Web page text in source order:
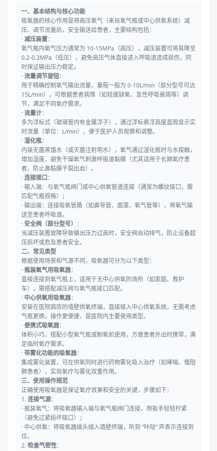
一、基本结构与核心功能
吸氧器的核心作用是将高压氧气（来自氧气瓶或中心供氧系统）减
压、调节流量后，安全输送给患者，主要结构包括：
·减压装置：
氧气瓶内氧气压力通常为 10-15MPa（高压），减压装置可将其降至
0.2-0.3MPa（低压），避免高压气体直接进入呼吸道造成损伤，同
时保证输出压力稳定。
·流量调节旋钮：
用于精确控制氧气输出流量，量程一般为 0-10L/min（部分型号可达
15L/min），可根据患者病情（如轻度缺氧、急性呼吸衰竭等）调
节，满足不同氧疗需求。
·流量计：
多为浮标式（玻璃管内有金属浮子），通过浮标悬浮高度直观显示实
时流量（单位：L/min），便于医护人员观察和调整。
·湿化瓶：
内装无菌蒸馏水（或灭菌注射用水），氧气通过湿化瓶时与水接触，
增加湿度，避免干燥氧气刺激呼吸道黏膜（尤其适用于长期氧疗患
者，防止鼻黏膜干裂出血）。
·连接接口：
· 输入端：与氧气瓶阀门或中心供氧管道连接（通常为螺纹接口，需
匹配气瓶规格）；
· 输出端：连接吸氧管路（如鼻导管、面罩、氧气管等），将氧气输
送至患者呼吸道。
·安全阀（部分型号） ：
当减压装置故障导致输出压力过高时，安全阀自动排气，防止设备超
压损坏或危及患者安全。
二、常见类型
根据使用场景和气源不同，吸氧器可分为以下类型：
·瓶装氧气用吸氧器：
直接连接到氧气瓶上，适用于无中心供氧的场所（如家庭、救护
车），需搭配减压阀与氧气瓶接口匹配。
· 中心供氧用吸氧器：
安装在医院病房的墙壁供氧终端，直接接入中心供氧系统，无需考虑
气瓶更换，操作更便捷，是医院内主要使用类型。
·便携式吸氧器：
体积小巧，搭配小型氧气瓶或制氧机使用，方便患者外出时携带，满
足临时氧疗需求。
·带雾化功能的吸氧器：
集成雾化装置，可在供氧同时进行药物雾化吸入治疗（如哮喘、慢阻
肺患者），实现氧疗与雾化双重作用。
三、使用操作规范
正确使用吸氧器是保证氧疗效果和安全的关键，步骤如下：
1.连接气源：
· 瓶装氧气：将吸氧器输入端与氧气瓶阀门连接，用扳手轻轻拧紧
（避免过紧损坏接口）；
· 中心供氧：将吸氧器插头插入墙壁终端，听到 “咔哒” 声表示连接到
位。
2.检查气密性：